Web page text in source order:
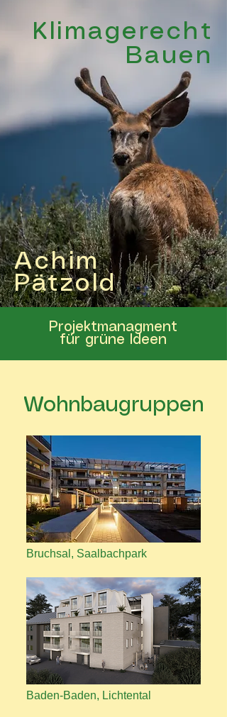
Klimagerecht
Bauen
Achim
Pätzold
Projektmanagment
für grüne Ideen
Wohnbaugruppen
Bruchsal, Saalbachpark
Baden-Baden, Lichtental